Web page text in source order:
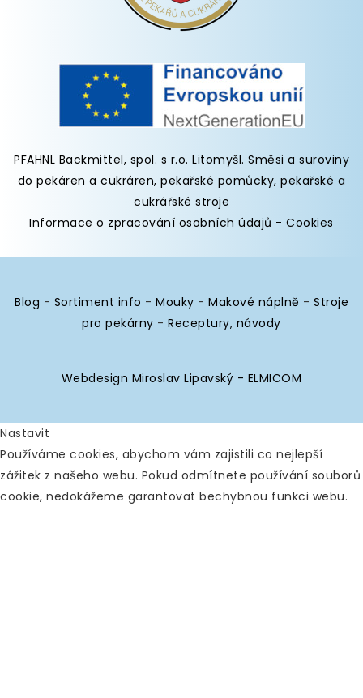
PFAHNL Backmittel, spol. s r.o. Litomyšl. Směsi a suroviny
do pekáren a cukráren,pekařské pomůcky,pekařské a
cukrářské stroje
Informace o zpracování osobních údajů -Cookies
Blog - Sortiment info - Mouky - Makové náplně - Stroje
pro pekárny -Receptury, návody
Webdesign Miroslav Lipavský - ELMICOM
Nastavit
Používáme cookies, abychom vám zajistili co nejlepší
zážitek z našeho webu. Pokud odmítnete používání souborů
cookie, nedokážeme garantovat bechybnou funkci webu.